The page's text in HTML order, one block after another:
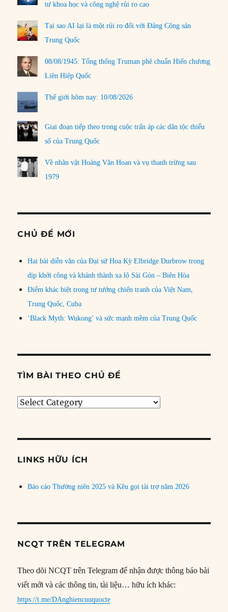
tư khoa học và công nghệ rủi ro cao
Tại sao AI lại là một rủi ro đối với Đảng Cộng sản
Trung Quốc
08/08/1945: Tổng thống Truman phê chuẩn Hiến chương
Liên Hiệp Quốc
Thế giới hôm nay: 10/08/2026
Giai đoạn tiếp theo trong cuộc trấn áp các dân tộc thiểu
số của Trung Quốc
Về nhân vật Hoàng Văn Hoan và vụ thanh trừng sau
1979
CHỦ ĐỀ MỚI
Hai bài diễn văn của Đại sứ Hoa Kỳ Elbridge Durbrow trong
dịp khởi công và khánh thành xa lộ Sài Gòn – Biên Hòa
Điểm khác biệt trong tư tưởng chiến tranh của Việt Nam,
Trung Quốc, Cuba
‘Black Myth: Wukong’ và sức mạnh mềm của Trung Quốc
TÌM BÀI THEO CHỦ ĐỀ
Tìm
đề
LINKS HỮU ÍCH
Báo cáo Thường niên 2025 và Kêu gọi tài trợ năm 2026
NCQT TRÊN TELEGRAM
Theo dõi NCQT trên Telegram để nhận được thông báo bài
viết mới và các thông tin, tài liệu… hữu ích khác:
https://t.me/DAnghiencuuquocte